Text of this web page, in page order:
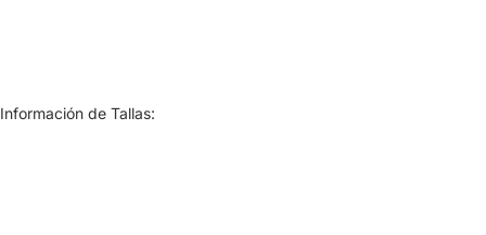
Información de Tallas: